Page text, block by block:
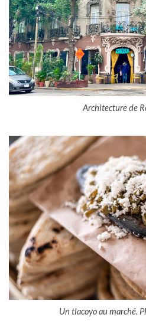
Architecture de
Un tlacoyo au marché.